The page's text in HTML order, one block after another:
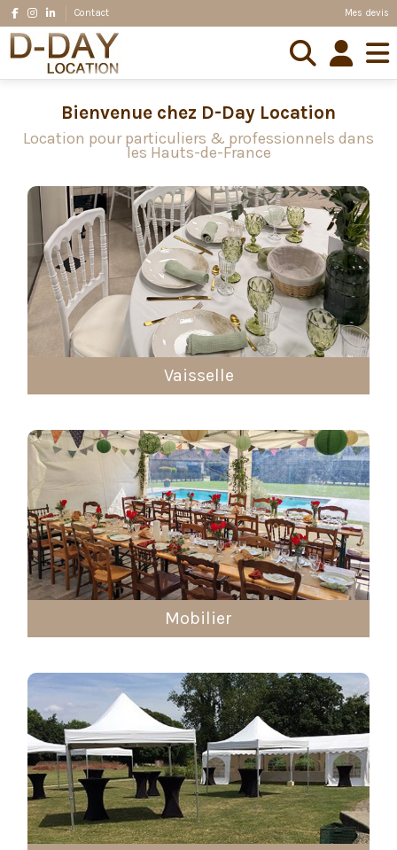
Contact Mes devis
Bienvenue chez D-Day Location
Location pour particuliers & professionnels dans
les Hauts-de-France
Vaisselle
Mobilier